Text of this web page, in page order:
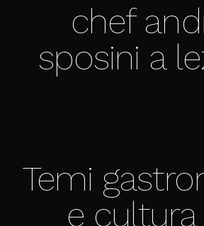
chef
sposini a
Temi
e